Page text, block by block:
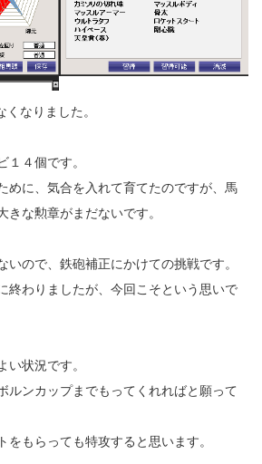
なりました。
４個です。
めに、気合を入れて育てたのですが、馬
きな勲章がまだないです。
いので、鉄砲補正にかけての挑戦です。
終わりましたが、今回こそという思いで
い状況です。
ルンカップまでもってくれればと願って
をもらっても特攻すると思います。